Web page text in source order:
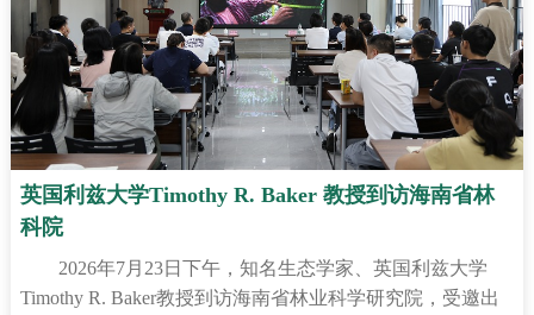
英国利兹大学Timothy R. Baker 教授到访海南省林
科院
2026年7月23日下午，知名生态学家、英国利兹大学
Timothy R. Baker教授到访海南省林业科学研究院，受邀出